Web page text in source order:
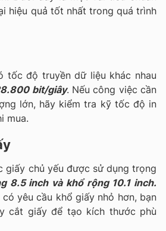
hiệu quả tốt nhất trong quá trình
tốc độ truyền dữ liệu khác nhau
bit/giây. Nếu công việc cần
lớn, hãy kiểm tra kỹ tốc độ in
mua.
giấy chủ yếu được sử dụng trọng
8.5 inch và khổ rộng 10.1 inch.
yêu cầu khổ giấy nhỏ hơn, bạn
cắt giấy để tạo kích thước phù